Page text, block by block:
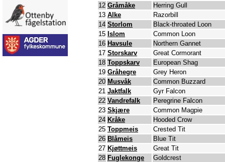
12 Gråmåke
Herring Gull
13 Alke
Razorbill
14 Storlom
Black-throated Loon
15 Islom
Common Loon
16 Havsule
Northern Gannet
17 Storskarv
Great Cormorant
18 Toppskarv
European Shag
19 Gråhegre
Grey Heron
20 Musvåk
Common Buzzard
21 Jaktfalk
Gyr Falcon
22 Vandrefalk
Peregrine Falcon
23 Skjære
Common Magpie
24 Kråke
Hooded Crow
25 Toppmeis
Crested Tit
26 Blåmeis
Blue Tit
27 Kjøttmeis
Great Tit
28 Fuglekonge
Goldcrest